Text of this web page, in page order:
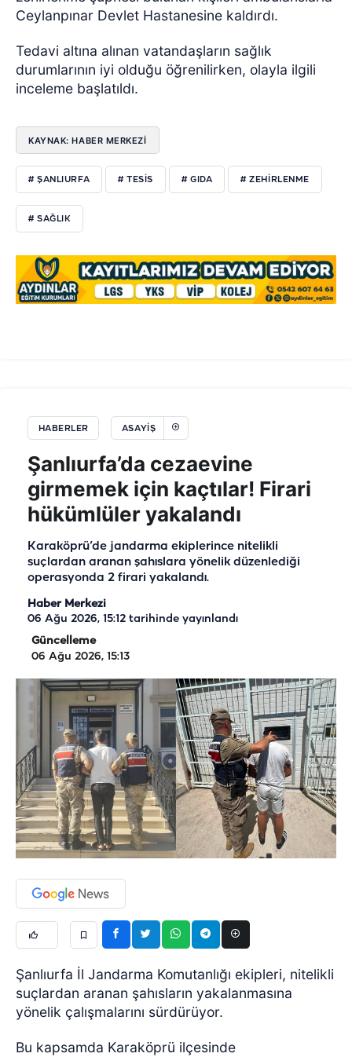
Ceylanpınar Devlet Hastanesine kaldırdı.
Tedavi altına alınan vatandaşların sağlık
durumlarının iyi olduğu öğrenilirken, olayla ilgili
inceleme başlatıldı.
KAYNAK: HABER MERKEZİ
# ŞANLIURFA # TESİS # GIDA # ZEHİRLENME
# SAĞLIK
HABERLER ASAYIŞ
Şanlıurfa’da cezaevine
girmemek için kaçtılar! Firari
hükümlüler yakalandı
Karaköprü’de jandarma ekiplerince nitelikli
suçlardan aranan şahıslara yönelik düzenlediği
operasyonda 2 firari yakalandı.
Haber Merkezi
06 Ağu 2026, 15:12 tarihinde yayınlandı
Güncelleme
06 Ağu 2026, 15:13
Şanlıurfa İl Jandarma Komutanlığı ekipleri, nitelikli
suçlardan aranan şahısların yakalanmasına
yönelik çalışmalarını sürdürüyor.
Bu kapsamda Karaköprü ilçesinde